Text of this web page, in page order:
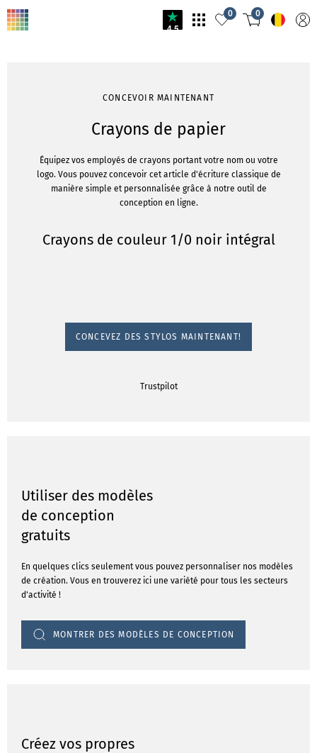
4.5
0 0
CONCEVOIR MAINTENANT
Crayons de papier
Équipez vos employés de crayons portant votre nom ou votre
logo. Vous pouvez concevoir cet article d'écriture classique de
manière simple et personnalisée grâce à notre outil de
conception en ligne.
Crayons de couleur 1/0 noir intégral
CONCEVEZ DES STYLOS MAINTENANT!
Trustpilot
Utiliser des modèles
de conception
gratuits
En quelques clics seulement vous pouvez personnaliser nos modèles
de création. Vous en trouverez ici une variété pour tous les secteurs
d'activité !
MONTRER DES MODÈLES DE CONCEPTION
Créez vos propres